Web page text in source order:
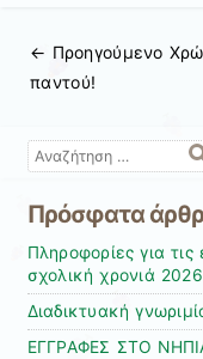
Πλοήγηση
← Προηγούμενo
παντού!
Αναζήτηση
Πρόσφατα
Πληροφορίες για
σχολική χρονιά
Διαδικτυακή
ΕΓΓΡΑΦΕΣ ΣΤΟ